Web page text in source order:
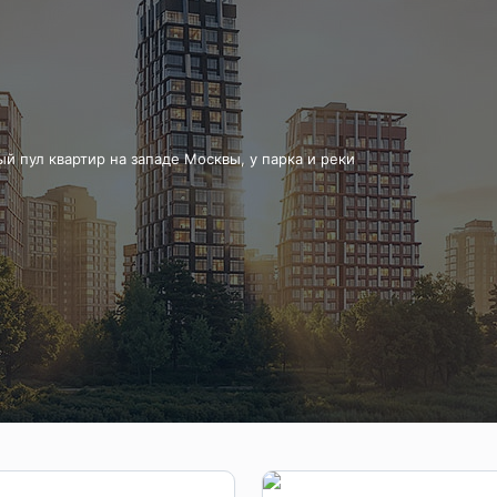
Доступна рассрочка.
пул квартир на западе Москвы, у парка и реки
планировки. 5 минут пешком до метро.